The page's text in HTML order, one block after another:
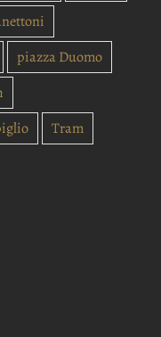
piazza Duomo
Tram